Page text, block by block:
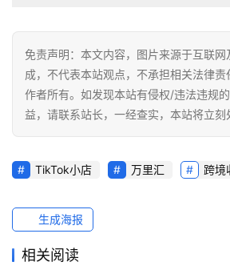
免责声明：本文内容，图片来源于互联
成，不代表本站观点，不承担相关法律
作者所有。如发现本站有侵权/违法违规
益，请联系站长，一经查实，本站将立刻
TikTok小店 万里汇 跨境
生成海报
相关阅读